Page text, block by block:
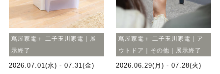
蔦屋家電＋ 二子玉川家電｜展
示終了
2026.07.01(水) - 07.31(金)
蔦屋家電＋ 二子玉川家電｜ア
ウトドア｜その他｜展示終了
2026.06.29(月) - 07.28(火)